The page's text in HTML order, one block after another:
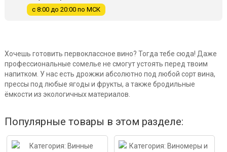
с 8:00 до 20:00 по МСК
Хочешь готовить первоклассное вино? Тогда тебе сюда! Даже
профессиональные сомелье не смогут устоять перед твоим
напитком. У нас есть дрожжи абсолютно под любой сорт вина,
прессы под любые ягоды и фрукты, а также бродильные
ёмкости из экологичных материалов.
Популярные товары в этом разделе: